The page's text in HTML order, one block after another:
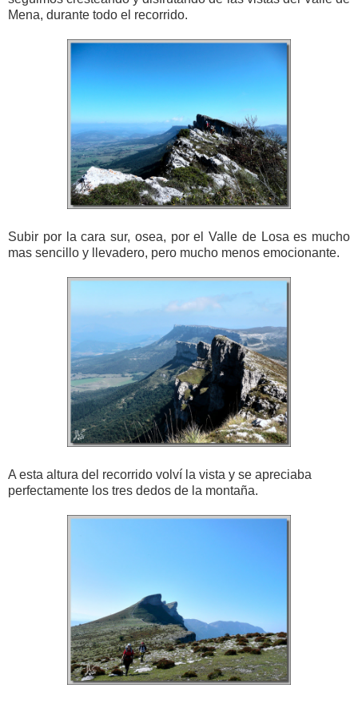
Mena, durante todo el recorrido.
Subir por la cara sur, osea, por el Valle de Losa es mucho
mas sencillo y llevadero, pero mucho menos emocionante.
A esta altura del recorrido volví la vista y se apreciaba
perfectamente los tres dedos de la montaña.